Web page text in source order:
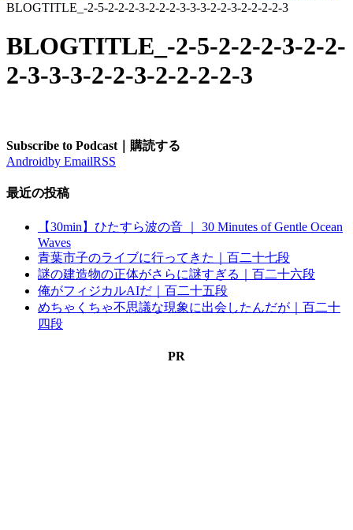
BLOGTITLE_-2-5-2-2-2-3-2-2-2-3-3-3-2-2-3-2-2-2-2-3
BLOGTITLE_-2-5-2-2-2-3-2-2-
2-3-3-3-2-2-3-2-2-2-2-3
Subscribe to Podcast｜購読する
Androidby EmailRSS
最近の投稿
【30min】ひたすら波の音 ｜ 30 Minutes of Gentle Ocean
Waves
青葉市子のライブに行ってきた｜百二十七段
謎の建造物の正体がさらに謎すぎる｜百二十六段
俺がフィジカルAIだ｜百二十五段
めちゃくちゃ不思議な現象に出会したんだが｜百二十
四段
PR